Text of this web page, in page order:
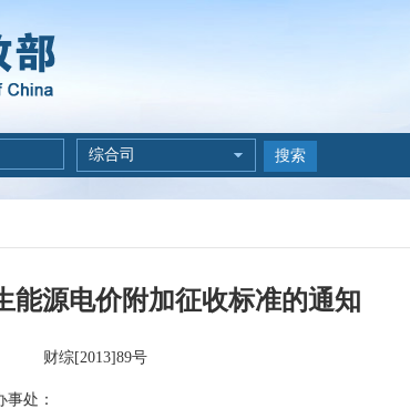
综合司 搜索
能源电价附加征收标准的通知
财综[2013]89号
处：